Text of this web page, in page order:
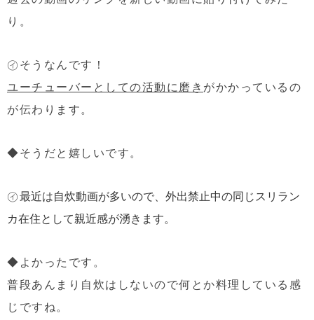
り。
㋑そうなんです！
ユーチューバーとしての活動に磨き がかかっているの
が伝わります。
◆そうだと嬉しいです。
㋑最近は自炊動画が多いので、外出禁止中の同じスリラン
カ在住として親近感が湧きます。
◆よかったです。
普段あんまり自炊はしないので何とか料理している感
じですね。